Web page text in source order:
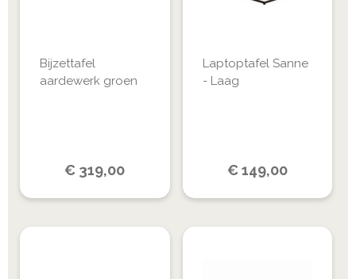
Bijzettafel
aardewerk groen
€ 319,00
Laptoptafel Sanne
- Laag
€ 149,00